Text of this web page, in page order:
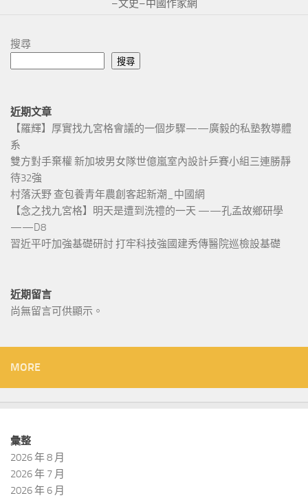
–文史–中國作家網
搜尋
搜尋
近期文章
【羅輝】厚實找九宮格會議的一個步驟——廣毅的私塾教導體
系
雙方對手棄權 新加坡男女隊世億嵐室內設計乒賽小組三連勝靜
待32強
村落沃野 查包養青年農創客起新潮_中國網
【念之找九宮格】明天是遭到洗禮的一天 ——孔孟故鄉研學
——D8
習近平吁加強基礎研討 打牢科技強國建秀傳醫院巡檢設基礎
近期留言
尚無留言可供顯示。
MORE
彙整
2026 年 8 月
2026 年 7 月
2026 年 6 月